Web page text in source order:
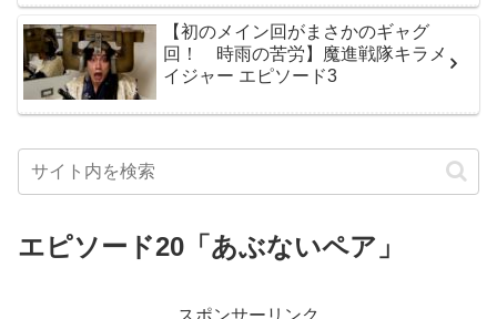
【初のメイン回がまさかのギャグ
回！ 時雨の苦労】魔進戦隊キラメ
イジャー エピソード3
エピソード20「あぶないペア」